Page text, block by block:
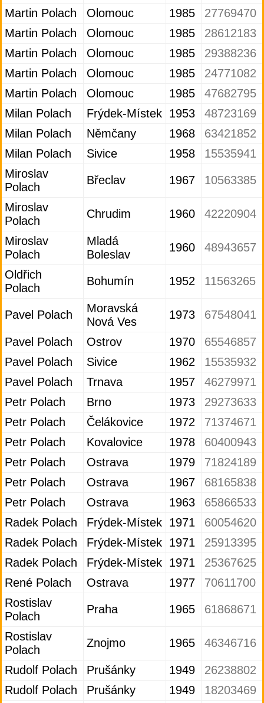
Martin Polach Olomouc 1985
27769470
Martin Polach
Olomouc 1985
28612183
Martin Polach
Olomouc 1985
29388236
Martin Polach
Olomouc 1985
24771082
Martin Polach
Olomouc 1985
47682795
Milan Polach
Frýdek-Místek 1953
48723169
Milan Polach
Němčany 1968
63421852
Milan Polach
Sivice 1958
15535941
Miroslav
Polach
Břeclav 1967 10563385
Miroslav
Polach
Chrudim 1960 42220904
Miroslav
Polach
Mladá
Boleslav
1960 48943657
Oldřich
Polach
Bohumín 1952 11563265
Pavel Polach
Moravská
Nová Ves
1973 67548041
Pavel Polach Ostrov 1970
65546857
Pavel Polach
Sivice 1962
15535932
Pavel Polach
Trnava 1957
46279971
Petr Polach
Brno 1973
29273633
Petr Polach
Čelákovice 1972
71374671
Petr Polach
Kovalovice 1978
60400943
Petr Polach
Ostrava 1979
71824189
Petr Polach
Ostrava 1967
68165838
Petr Polach
Ostrava 1963
65866533
Radek Polach
Frýdek-Místek 1971
60054620
Radek Polach
Frýdek-Místek 1971
25913395
Radek Polach
Frýdek-Místek 1971
25367625
René Polach
Ostrava 1977
70611700
Rostislav
Polach
Praha 1965 61868671
Rostislav
Polach
Znojmo 1965 46346716
Rudolf Polach Prušánky 1949
26238802
Rudolf Polach
Prušánky 1949
18203469